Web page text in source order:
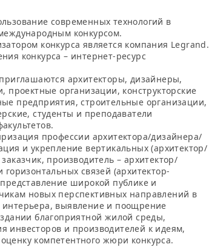
современных технологий в
конкурсом.
конкурса является компания Legrand.
конкурса – интернет-ресурс
архитекторы, дизайнеры,
проектные организации, конструкторские
предприятия, строительные организации,
студенты и преподаватели
профессии архитектора/дизайнера/
и укрепление вертикальных (архитектор/
производитель – архитектор/
связей (архитектор-
широкой публике и
новых перспективных направлений в
выявление и поощрение
благоприятной жилой среды,
инвесторов и производителей к идеям,
компетентного жюри конкурса.